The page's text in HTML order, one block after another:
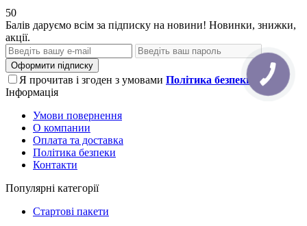
50
Балів даруємо всім за підписку на новини! Новинки, знижки,
акції.
Оформити підписку
Я прочитав і згоден з умовами Політика безпеки
Інформація
Умови повернення
О компании
Оплата та доставка
Політика безпеки
Контакти
Популярні категорії
Стартові пакети